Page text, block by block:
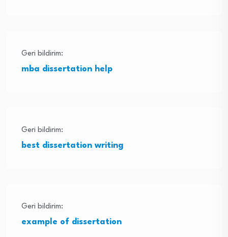
Geri bildirim:
mba dissertation help
Geri bildirim:
best dissertation writing
Geri bildirim:
example of dissertation